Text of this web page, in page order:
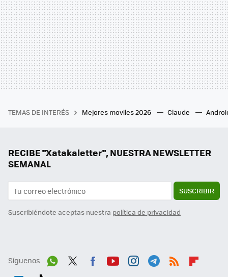
TEMAS DE INTERÉS Mejores moviles 2026 Claude
RECIBE "Xatakaletter", NUESTRA NEWSLETTER
SEMANAL
SUSCRIBIR
Suscribiéndote aceptas nuestra política de privacidad
Síguenos